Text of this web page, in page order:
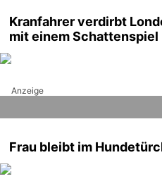
Kranfahrer verdirbt
mit einem Schattenspiel
Anzeige
Frau bleibt im